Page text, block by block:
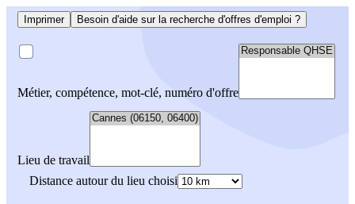
Imprimer Besoin d'aide sur la recherche d'offres d'emploi ?
Métier, compétence, mot-clé, numéro d'offre
Lieu de travail
Distance autour du lieu choisi